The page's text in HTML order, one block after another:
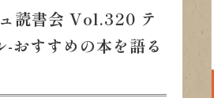
読書会 Vol.321 テ
画をみんなで語ろ